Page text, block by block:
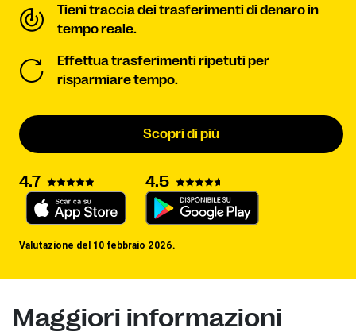
Tieni traccia dei trasferimenti di denaro in
tempo reale.
Effettua trasferimenti ripetuti per
risparmiare tempo.
Scopri di più
4.7 4.5
Valutazione del 10 febbraio 2026.
Maggiori informazioni